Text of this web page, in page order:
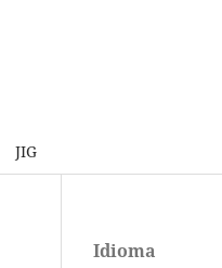
JIG
Idioma